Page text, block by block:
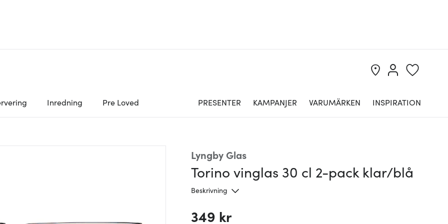
Inredning Pre Loved PRESENTER KAMPANJER VARUMÄRKEN INSPIRATION
Lyngby Glas
Torino vinglas 30 cl 2-pack klar/blå
Beskrivning
349 kr